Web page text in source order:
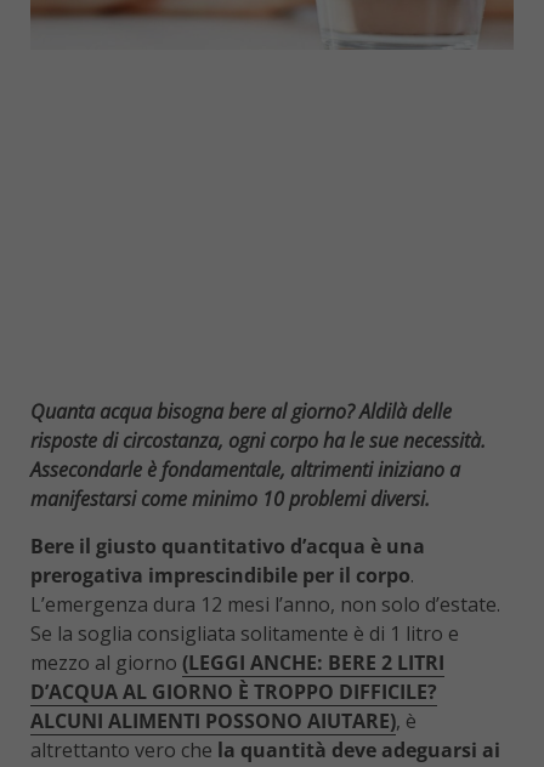
Quanta acqua bisogna bere al giorno? Aldilà delle
risposte di circostanza, ogni corpo ha le sue necessità.
Assecondarle è fondamentale, altrimenti iniziano a
manifestarsi come minimo 10 problemi diversi.
Bere il giusto quantitativo d’acqua è una
prerogativa imprescindibile per il corpo.
L’emergenza dura 12 mesi l’anno, non solo d’estate.
Se la soglia consigliata solitamente è di 1 litro e
mezzo al giorno (LEGGI ANCHE: BERE 2 LITRI
D’ACQUA AL GIORNO È TROPPO DIFFICILE?
ALCUNI ALIMENTI POSSONO AIUTARE), è
altrettanto vero che la quantità deve adeguarsi ai